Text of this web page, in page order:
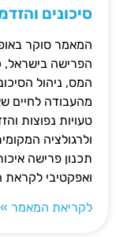
סיכונים
המאמר סוקר
הפרישה בישראל,
המס, ניהול
מהעבודה לחיים
טעויות נפוצות
ולרגולציה
תכנון פרישה
ואפקטיבי
לקריאת המאמר »